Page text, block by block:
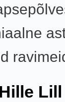
Lill